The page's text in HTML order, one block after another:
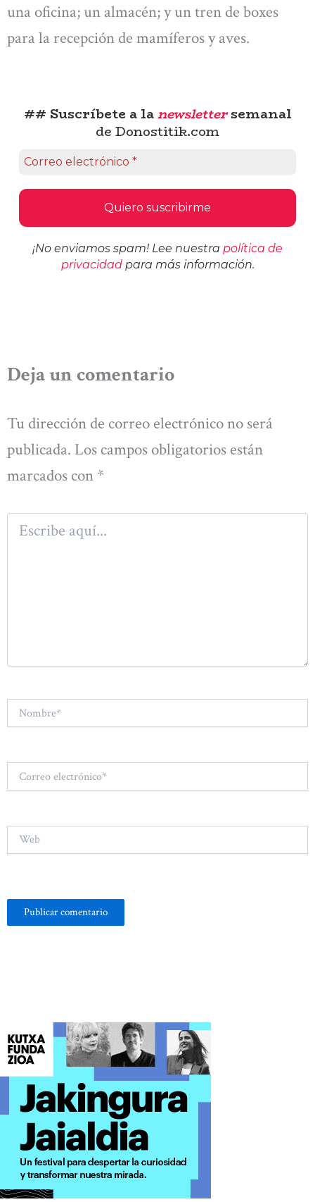
una oficina; un almacén; y un tren de boxes
para la recepción de mamíferos y aves.
## Suscríbete a lanewslettersemanal
de Donostitik.com
¡No enviamos spam! Lee nuestra política de
privacidadpara más información.
Deja un comentario
Tu dirección de correo electrónico no será
publicada. Los campos obligatorios están
marcados con *
Escribe
aquí...
electrónico*
Web